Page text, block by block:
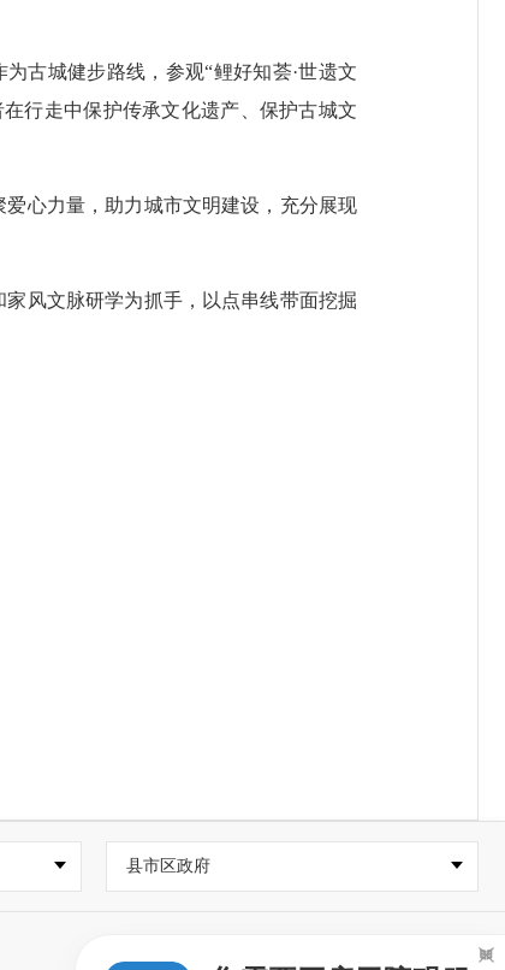
古城健步路线，参观“鲤好知荟·世遗文
行走中保护传承文化遗产、保护古城文
心力量，助力城市文明建设，充分展现
风文脉研学为抓手，以点串线带面挖掘
县市区政府
